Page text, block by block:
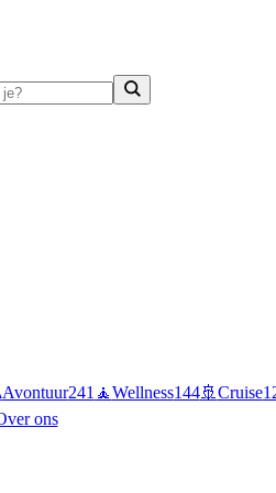
Avontuur241 🧘Wellness144🚢 Cruise
ons